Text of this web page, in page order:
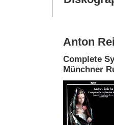
Anton
Complete
Münchner